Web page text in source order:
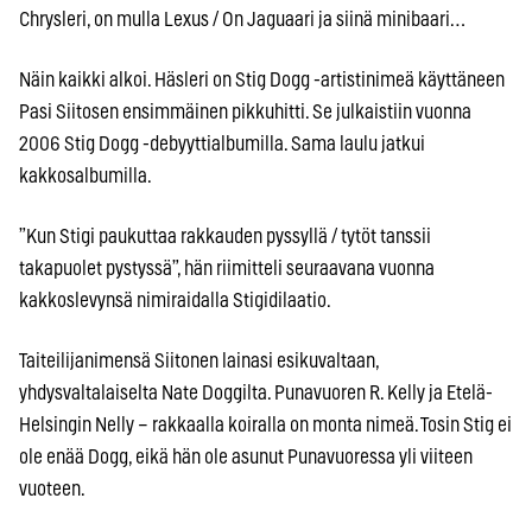
Chrysleri, on mulla Lexus / On Jaguaari ja siinä minibaari…
Näin kaikki alkoi. Häsleri on Stig Dogg -artistinimeä käyttäneen
Pasi Siitosen ensimmäinen pikkuhitti. Se julkaistiin vuonna
2006 Stig Dogg -debyyttialbumilla. Sama laulu jatkui
kakkosalbumilla.
”Kun Stigi paukuttaa rakkauden pyssyllä / tytöt tanssii
takapuolet pystyssä”, hän riimitteli seuraavana vuonna
kakkoslevynsä nimiraidalla Stigidilaatio.
Taiteilijanimensä Siitonen lainasi esikuvaltaan,
yhdysvaltalaiselta Nate Doggilta. Punavuoren R. Kelly ja Etelä-
Helsingin Nelly – rakkaalla koiralla on monta nimeä. Tosin Stig ei
ole enää Dogg, eikä hän ole asunut Punavuoressa yli viiteen
vuoteen.